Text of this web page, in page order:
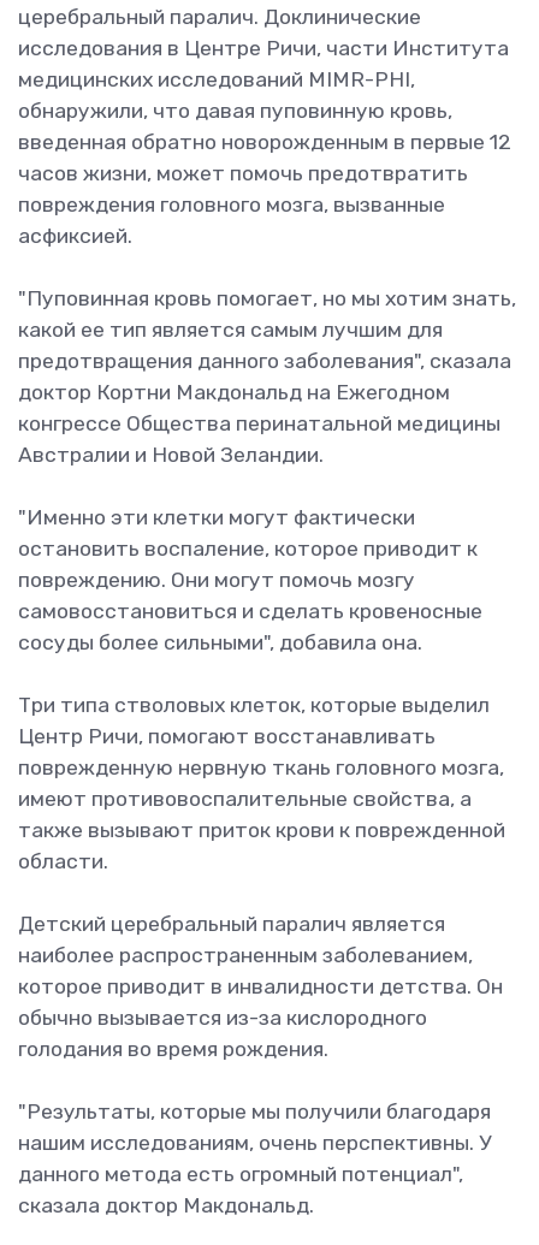
церебральный паралич. Доклинические
исследования в Центре Ричи, части Института
медицинских исследований MIMR-PHI,
обнаружили, что давая пуповинную кровь,
введенная обратно новорожденным в первые 12
часов жизни, может помочь предотвратить
повреждения головного мозга, вызванные
асфиксией.
"Пуповинная кровь помогает, но мы хотим знать,
какой ее тип является самым лучшим для
предотвращения данного заболевания", сказала
доктор Кортни Макдональд на Ежегодном
конгрессе Общества перинатальной медицины
Австралии и Новой Зеландии.
"Именно эти клетки могут фактически
остановить воспаление, которое приводит к
повреждению. Они могут помочь мозгу
самовосстановиться и сделать кровеносные
сосуды более сильными", добавила она.
Три типа стволовых клеток, которые выделил
Центр Ричи, помогают восстанавливать
поврежденную нервную ткань головного мозга,
имеют противовоспалительные свойства, а
также вызывают приток крови к поврежденной
области.
Детский церебральный паралич является
наиболее распространенным заболеванием,
которое приводит в инвалидности детства. Он
обычно вызывается из-за кислородного
голодания во время рождения.
"Результаты, которые мы получили благодаря
нашим исследованиям, очень перспективны. У
данного метода есть огромный потенциал",
сказала доктор Макдональд.